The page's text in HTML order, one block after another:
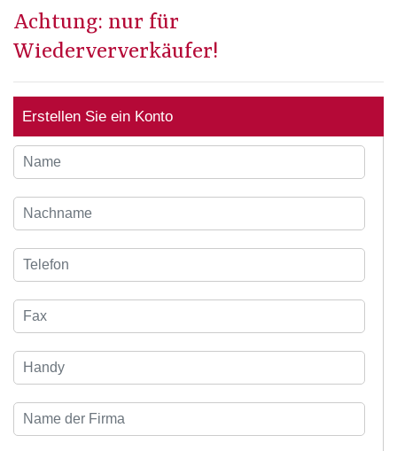
Achtung: nur für
Wiederververkäufer!
Erstellen Sie ein Konto